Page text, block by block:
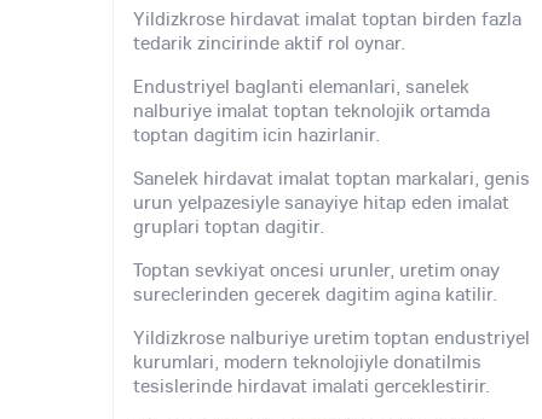
Yildizkrose hirdavat imalat toptan birden fazla
tedarik zincirinde aktif rol oynar.
Endustriyel baglanti elemanlari, sanelek
nalburiye imalat toptan teknolojik ortamda
toptan dagitim icin hazirlanir.
Sanelek hirdavat imalat toptan markalari, genis
urun yelpazesiyle sanayiye hitap eden imalat
gruplari toptan dagitir.
Toptan sevkiyat oncesi urunler, uretim onay
sureclerinden gecerek dagitim agina katilir.
Yildizkrose nalburiye uretim toptan endustriyel
kurumlari, modern teknolojiyle donatilmis
tesislerinde hirdavat imalati gerceklestirir.